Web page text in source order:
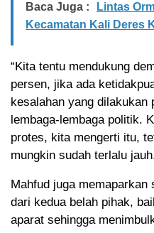
Baca Juga :
Lintas
Kecamatan Kali Deres
“Kita tentu mendukung
persen, jika ada
kesalahan yang dilakukan
lembaga-lembaga politik.
protes, kita mengerti itu,
mungkin sudah terlalu
Mahfud juga
dari kedua belah pihak,
aparat sehingga